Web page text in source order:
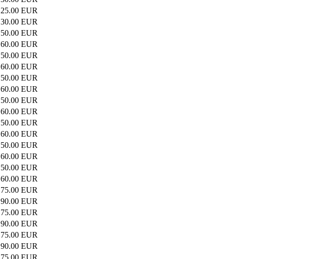
25.00 EUR
30.00 EUR
50.00 EUR
60.00 EUR
50.00 EUR
60.00 EUR
50.00 EUR
60.00 EUR
50.00 EUR
60.00 EUR
50.00 EUR
60.00 EUR
50.00 EUR
60.00 EUR
50.00 EUR
60.00 EUR
75.00 EUR
90.00 EUR
75.00 EUR
90.00 EUR
75.00 EUR
90.00 EUR